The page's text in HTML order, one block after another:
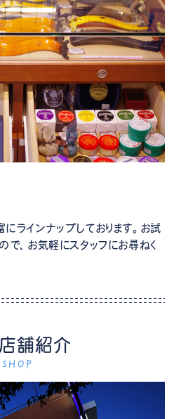
ラインナップしております。お試
で、お気軽にスタッフにお尋ねく
舗紹介
SHOP